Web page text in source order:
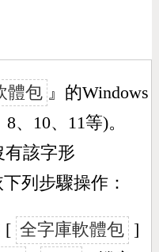
體包 』的Windows
、10、11等)。
有該字形
列步驟操作：
[ 全字庫軟體包 ]